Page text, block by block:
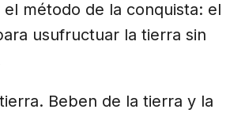
método de la conquista: el
usufructuar la tierra sin
Beben de la tierra y la